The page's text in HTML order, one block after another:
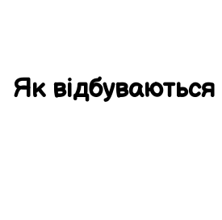
Як відбуваються